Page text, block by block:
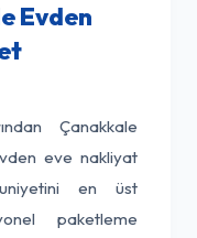
Evden
Çanakkale
eve nakliyat
en üst
paketleme